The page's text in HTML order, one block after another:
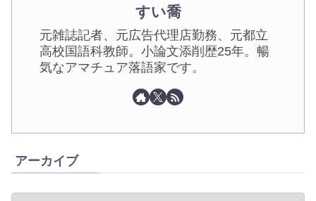
すい喬
元雑誌記者、元広告代理店勤務、元都立
高校国語科教師。小論文添削歴25年。暢
気なアマチュア落語家です。
アーカイブ